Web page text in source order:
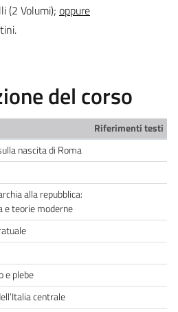
(2 Volumi); oppure
del corso
Riferimenti testi
nascita di Roma
alla repubblica:
e teorie moderne
e plebe
centrale